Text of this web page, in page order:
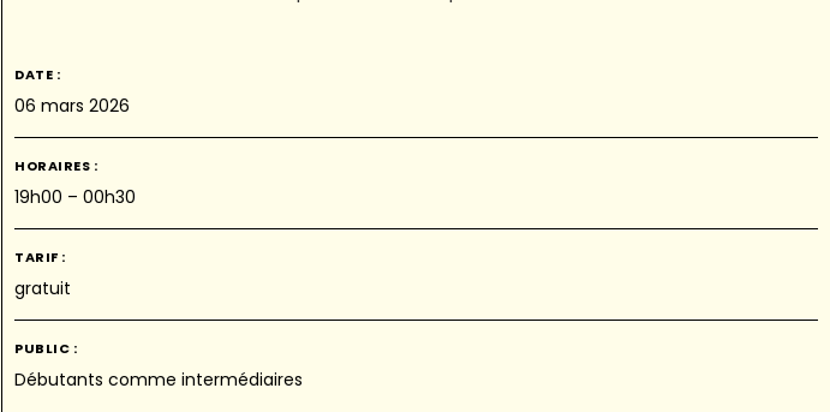
DATE :
06 mars 2026
HORAIRES :
19h00 – 00h30
TARIF :
gratuit
PUBLIC :
Débutants comme intermédiaires